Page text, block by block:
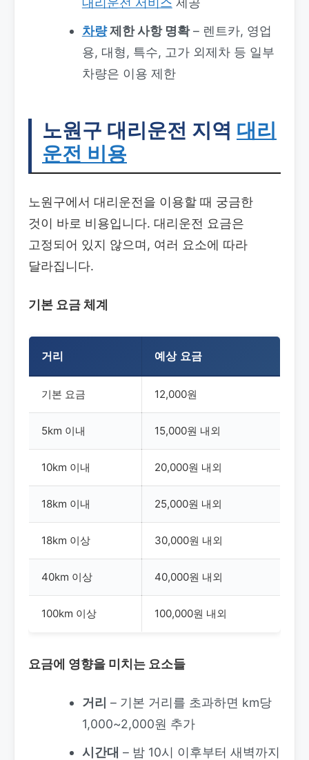
차량제한 사항 명확– 렌트카, 영업
용, 대형, 특수, 고가 외제차 등 일부
차량은 이용 제한
노원구 대리운전 지역 대리
운전 비용
노원구에서 대리운전을 이용할 때 궁금한
것이 바로 비용입니다. 대리운전 요금은
고정되어 있지 않으며, 여러 요소에 따라
달라집니다.
기본 요금 체계
거리 예상 요금
기본 요금 12,000원
5km 이내 15,000원 내외
10km 이내 20,000원 내외
18km 이내 25,000원 내외
18km 이상 30,000원 내외
40km 이상 40,000원 내외
100km 이상 100,000원 내외
요금에 영향을 미치는 요소들
거리 – 기본 거리를 초과하면 km당
1,000~2,000원 추가
시간대 – 밤 10시 이후부터 새벽까지